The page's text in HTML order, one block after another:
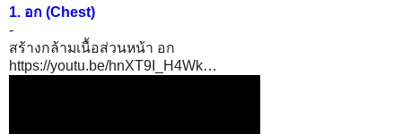
1. อก (Chest)
-
สร้างกล้ามเนื้อส่วนหน้า อก
https://youtu.be/hnXT9I_H4Wk…